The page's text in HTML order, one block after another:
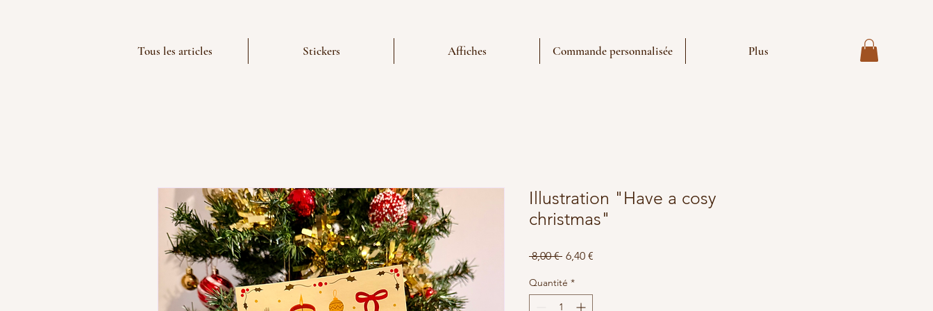
Tous les articles Stickers Affiches Commande personnalisée Plus
Illustration "Have a cosy
christmas"
8,00 € Prix
6,40 €
Quantité *